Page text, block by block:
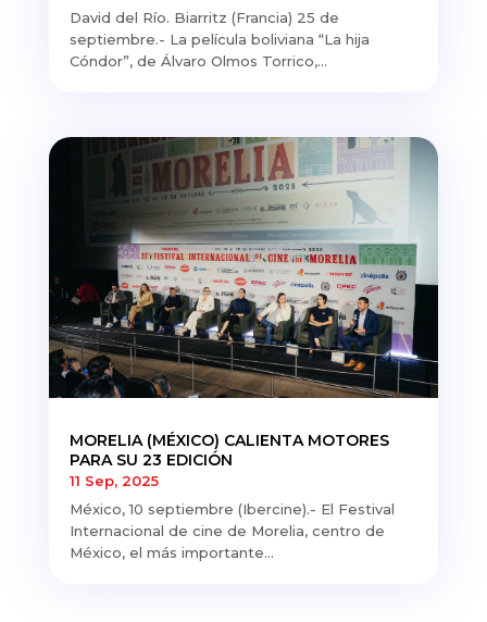
David del Río. Biarritz (Francia) 25 de
septiembre.- La película boliviana “La hija
Cóndor”, de Álvaro Olmos Torrico,...
MORELIA (MÉXICO) CALIENTA MOTORES
PARA SU 23 EDICIÓN
11 Sep, 2025
México, 10 septiembre (Ibercine).- El Festival
Internacional de cine de Morelia, centro de
México, el más importante...